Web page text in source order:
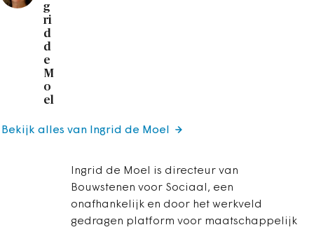
g
ri
d
d
e
M
o
el
Ingrid de Moel is directeur van
Bouwstenen voor Sociaal, een
onafhankelijk en door het werkveld
gedragen platform voor maatschappelijk
Bekijk alles van Ingrid de Moel